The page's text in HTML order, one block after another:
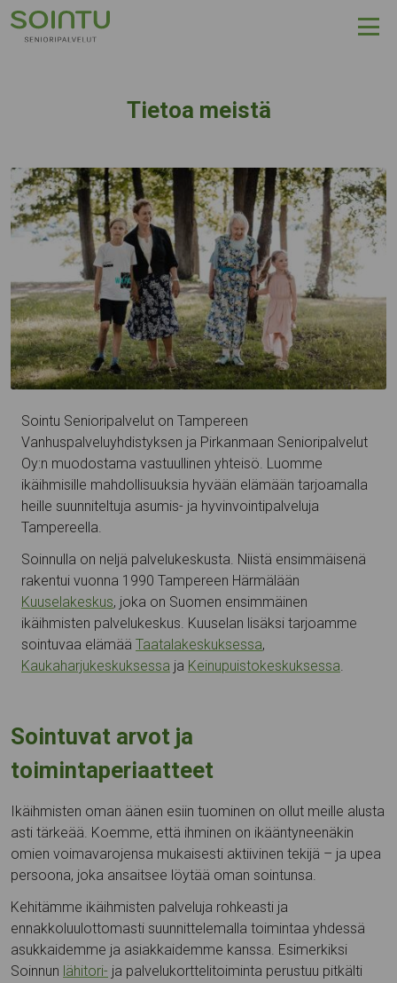
Hyppää sisältöön
Tietoa meistä
Sointu Senioripalvelut on Tampereen
Vanhuspalveluyhdistyksen ja Pirkanmaan Senioripalvelut
Oy:n muodostama vastuullinen yhteisö. Luomme
ikäihmisille mahdollisuuksia hyvään elämään tarjoamalla
heille suunniteltuja asumis- ja hyvinvointipalveluja
Tampereella.
Soinnulla on neljä palvelukeskusta. Niistä ensimmäisenä
rakentui vuonna 1990 Tampereen Härmälään
Kuuselakeskus, joka on Suomen ensimmäinen
ikäihmisten palvelukeskus. Kuuselan lisäksi tarjoamme
sointuvaa elämää Taatalakeskuksessa,
Kaukaharjukeskuksessa ja Keinupuistokeskuksessa.
Sointuvat arvot ja
toimintaperiaatteet
Ikäihmisten oman äänen esiin tuominen on ollut meille alusta
asti tärkeää. Koemme, että ihminen on ikääntyneenäkin
omien voimavarojensa mukaisesti aktiivinen tekijä – ja upea
persoona, joka ansaitsee löytää oman sointunsa.
Kehitämme ikäihmisten palveluja rohkeasti ja
ennakkoluulottomasti suunnittelemalla toimintaa yhdessä
asukkaidemme ja asiakkaidemme kanssa. Esimerkiksi
Soinnun lähitori- ja palvelukorttelitoiminta perustuu pitkälti